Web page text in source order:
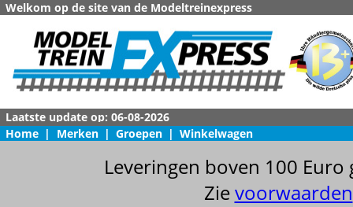
Welkom op de site van de Modeltreinexpress
Home | Merken | Groepen | Winkelwagen
Leveringen boven 100
Zievoorwaarden